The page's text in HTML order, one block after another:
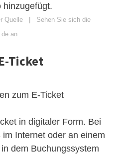
hinzugefügt.
Quelle | Sehen Sie sich die
an
Ticket
zum E-Ticket
in digitaler Form. Bei
Internet oder an einem
dem Buchungssystem